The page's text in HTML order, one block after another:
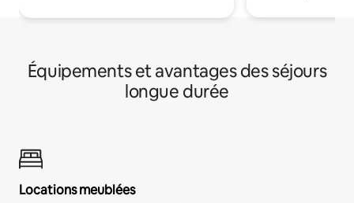
Équipements et avantages des séjours
longue durée
Locations meublées